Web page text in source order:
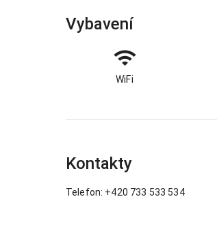
Vybavení
WiFi
Kontakty
Telefon: +420 733 533 534